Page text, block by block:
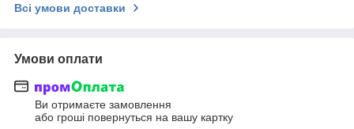
Всі умови доставки
Умови оплати
Ви отримаєте замовлення
або гроші повернуться на вашу картку